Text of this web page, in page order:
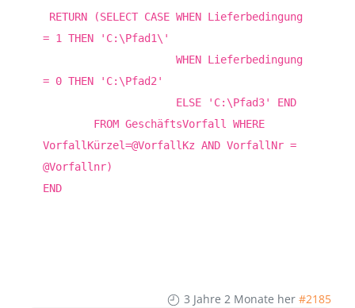
RETURN (SELECT CASE WHEN Lieferbedingung
= 1 THEN 'C:\Pfad1\'
WHEN Lieferbedingung
= 0 THEN 'C:\Pfad2'
ELSE 'C:\Pfad3' END
FROM GeschäftsVorfall WHERE
VorfallKürzel=@VorfallKz AND VorfallNr =
@Vorfallnr)
END
3 Jahre 2 Monate her #2185